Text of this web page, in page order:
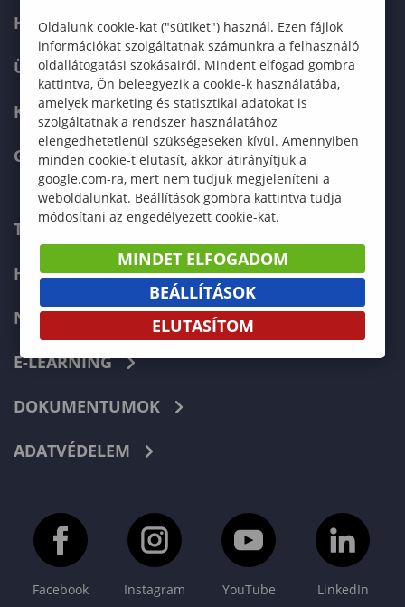
HALLGATÓKNAK
ÜZLETI PARTNEREKNEK
KARRIER
GREEN UNIVERSITY
TELEFONKÖNYV
HIBABEJELENTÉS
NEPTUN
E-LEARNING
DOKUMENTUMOK
ADATVÉDELEM
Facebook Instagram YouTube LinkedIn
Oldalunk cookie-kat ("sütiket") használ. Ezen fájlok
információkat szolgáltatnak számunkra a felhasználó
oldallátogatási szokásairól. Mindent elfogad gombra
kattintva, Ön beleegyezik a cookie-k használatába,
amelyek marketing és statisztikai adatokat is
szolgáltatnak a rendszer használatához
elengedhetetlenül szükségeseken kívül. Amennyiben
minden cookie-t elutasít, akkor átirányítjuk a
google.com-ra, mert nem tudjuk megjeleníteni a
weboldalunkat. Beállítások gombra kattintva tudja
módosítani az engedélyezett cookie-kat.
MINDET ELFOGADOM
BEÁLLÍTÁSOK
ELUTASÍTOM